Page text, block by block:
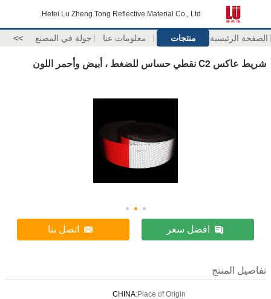
Hefei Lu Zheng Tong Reflective Material Co., Ltd.
الصفحة الرئيسية منتجات معلومات عنا جولة في المصنع >>
شريط عاكس C2 نقطي حساس للضغط ، أبيض وأحمر اللون
افضل سعر اتصل بنا
تفاصيل المنتج
Place of Origin:
CHINA